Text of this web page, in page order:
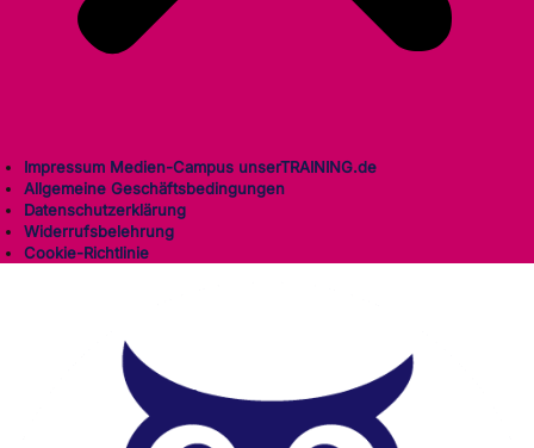
Impressum Medien-Campus unserTRAINING.de
Allgemeine Geschäftsbedingungen
Datenschutzerklärung
Widerrufsbelehrung
Cookie-Richtlinie